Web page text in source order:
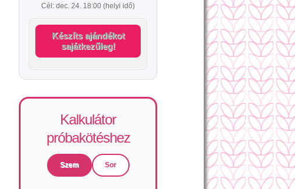
Cél: dec. 24. 18:00 (helyi idő)
Készíts ajándékot
sajátkezűleg!
Kalkulátor
próbakötéshez
Szem Sor